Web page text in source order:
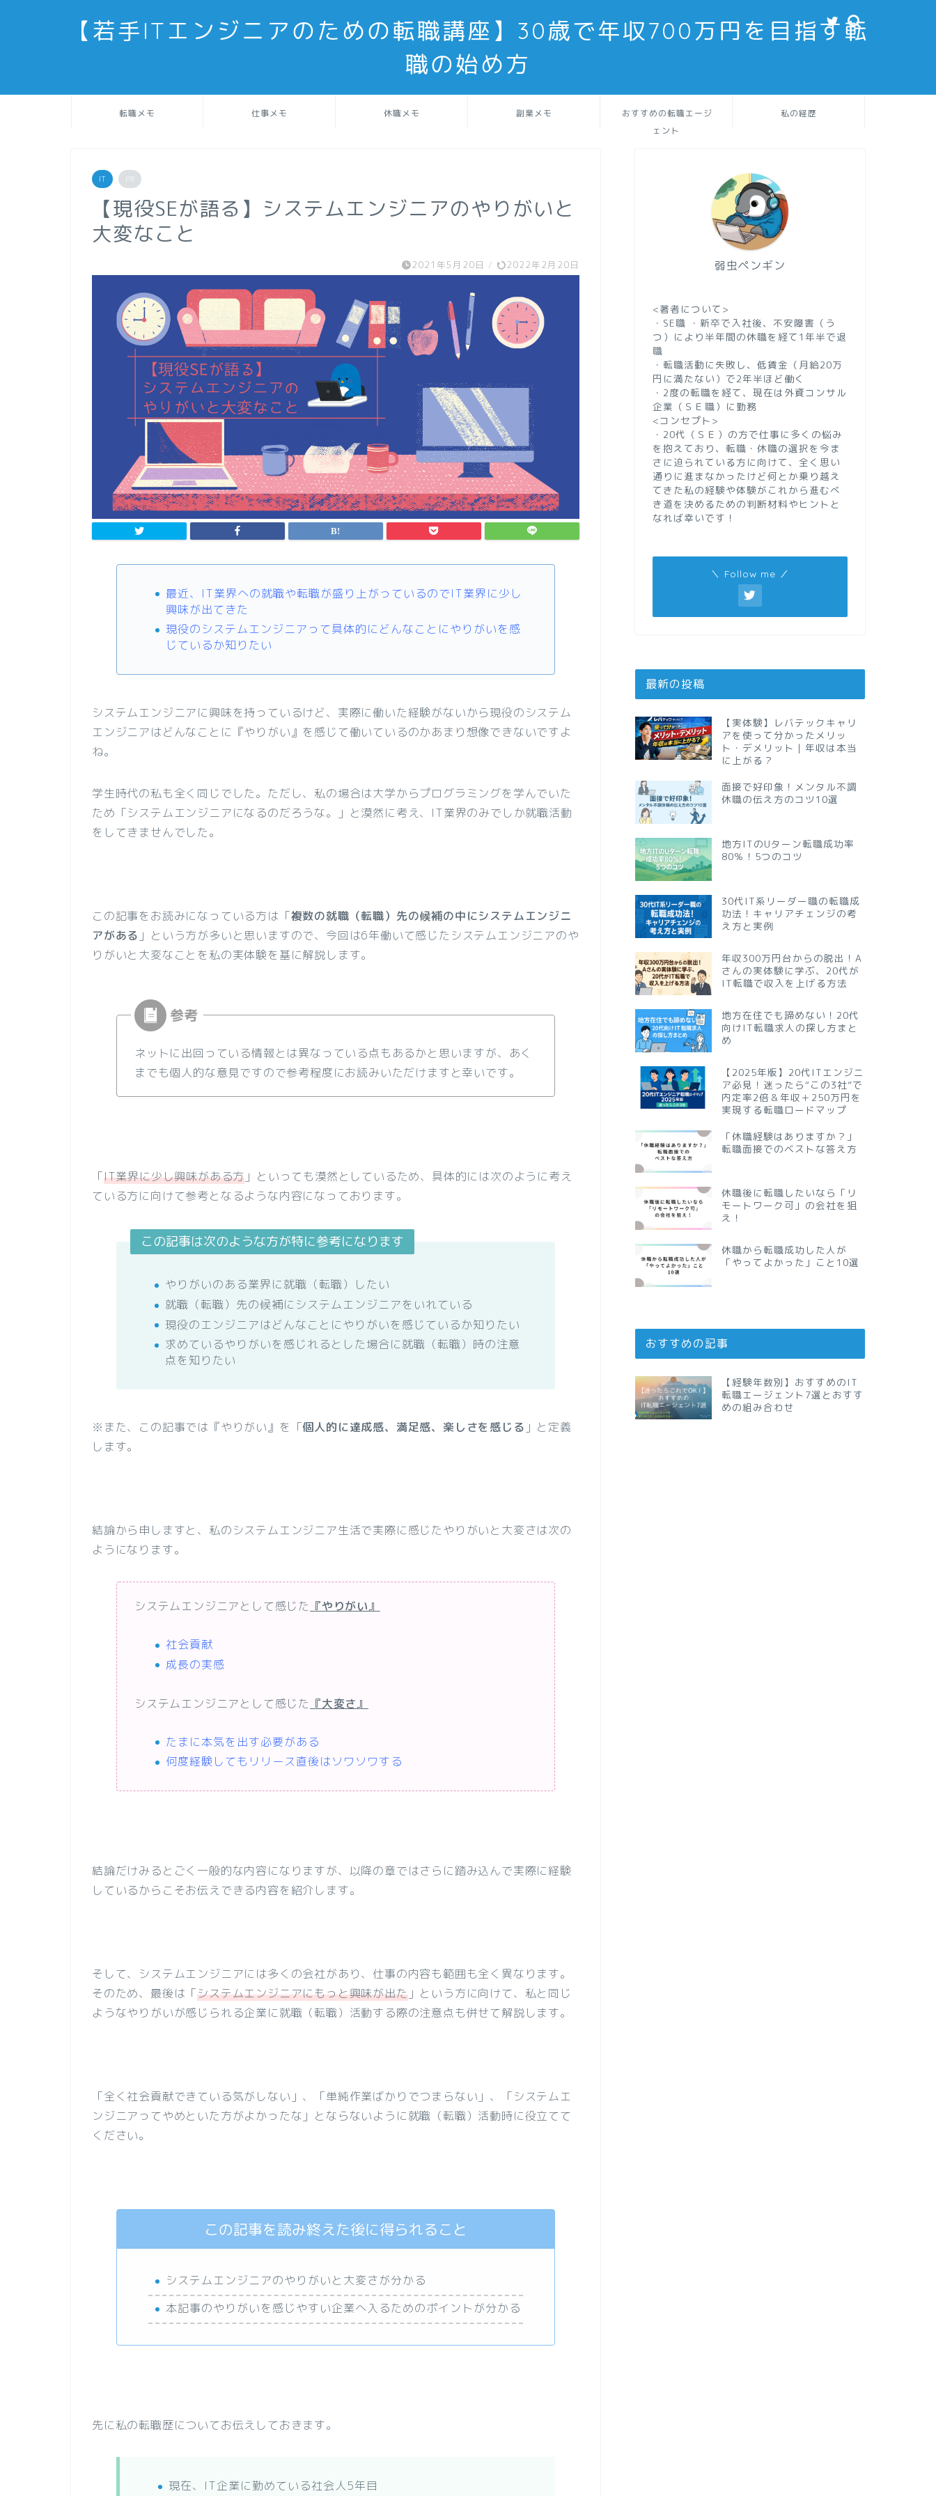
【若手ITエンジニアのための転職講座】30歳で年収700万円を目指す転
職の始め方
転職メモ 仕事メモ 休職メモ 副業メモ
おすすめの転職エージ
ェント
私の経歴
IT
【現役SEが語る】システムエンジニアのやりがいと
大変なこと
2021年5月20日 / 2022年2月20日
最近、IT業界への就職や転職が盛り上がっているのでIT業界に少し
興味が出てきた
現役のシステムエンジニアって具体的にどんなことにやりがいを感
じているか知りたい
システムエンジニアに興味を持っているけど、実際に働いた経験がないから現役のシステム
エンジニアはどんなことに『やりがい』を感じて働いているのかあまり想像できないですよ
ね。
学生時代の私も全く同じでした。ただし、私の場合は大学からプログラミングを学んでいた
ため「システムエンジニアになるのだろうな。」と漠然に考え、IT業界のみでしか就職活動
をしてきませんでした。
この記事をお読みになっている方は「複数の就職（転職）先の候補の中にシステムエンジニ
アがある 」という方が多いと思いますので、今回は6年働いて感じたシステムエンジニアのや
りがいと大変なことを私の実体験を基に解説します。
ネットに出回っている情報とは異なっている点もあるかと思いますが、あく
までも個人的な意見ですので参考程度にお読みいただけますと幸いです。
「IT業界に少し興味がある方 」といっても漠然としているため、具体的には次のように考え
ている方に向けて参考となるような内容になっております。
この記事は次のような方が特に参考になります
やりがいのある業界に就職（転職）したい
就職（転職）先の候補にシステムエンジニアをいれている
現役のエンジニアはどんなことにやりがいを感じているか知りたい
求めているやりがいを感じれるとした場合に就職（転職）時の注意
点を知りたい
※また、この記事では『やりがい』を「個人的に達成感、満足感、楽しさを感じる 」と定義
します。
結論から申しますと、私のシステムエンジニア生活で実際に感じたやりがいと大変さは次の
ようになります。
システムエンジニアとして感じた 『やりがい』
社会貢献
成長の実感
システムエンジニアとして感じた 『大変さ』
たまに本気を出す必要がある
何度経験してもリリース直後はソワソワする
結論だけみるとごく一般的な内容になりますが、以降の章ではさらに踏み込んで実際に経験
しているからこそお伝えできる内容を紹介します。
そして、システムエンジニアには多くの会社があり、仕事の内容も範囲も全く異なります。
そのため、最後は「システムエンジニアにもっと興味が出た」という方に向けて、私と同じ
ようなやりがいが感じられる企業に就職（転職）活動する際の注意点も併せて解説します。
「全く社会貢献できている気がしない」、「単純作業ばかりでつまらない」、「システムエ
ンジニアってやめといた方がよかったな」とならないように就職（転職）活動時に役立てて
ください。
この記事を読み終えた後に得られること
システムエンジニアのやりがいと大変さが分かる
本記事のやりがいを感じやすい企業へ入るためのポイントが分かる
先に私の転職歴についてお伝えしておきます。
現在、IT企業に勤めている社会人5年目
弱虫ペンギン
<著者について>
・SE職 ・新卒で入社後、不安障害（う
つ）により半年間の休職を経て1年半で退
職
・転職活動に失敗し、低賃金（月給20万
円に満たない）で2年半ほど働く
・2度の転職を経て、現在は外資コンサル
企業（ＳＥ職）に勤務
<コンセプト>
・20代（ＳＥ）の方で仕事に多くの悩み
を抱えており、転職・休職の選択を今ま
さに迫られている方に向けて、全く思い
通りに進まなかったけど何とか乗り越え
てきた私の経験や体験がこれから進むべ
き道を決めるための判断材料やヒントと
なれば幸いです！
＼ Follow me ／
最新の投稿
【実体験】レバテックキャリ
アを使って分かったメリッ
ト・デメリット｜年収は本当
に上がる？
面接で好印象！メンタル不調
休職の伝え方のコツ10選
地方ITのUターン転職成功率
80％！5つのコツ
30代IT系リーダー職の転職成
功法！キャリアチェンジの考
え方と実例
年収300万円台からの脱出！A
さんの実体験に学ぶ、20代が
IT転職で収入を上げる方法
地方在住でも諦めない！20代
向けIT転職求人の探し方まと
め
【2025年版】20代ITエンジニ
ア必見！迷ったら“この3社”で
内定率2倍＆年収＋250万円を
実現する転職ロードマップ
「休職経験はありますか？」
転職面接でのベストな答え方
休職後に転職したいなら「リ
モートワーク可」の会社を狙
え！
休職から転職成功した人が
「やってよかった」こと10選
おすすめの記事
【経験年数別】おすすめのIT
転職エージェント7選とおすす
めの組み合わせ